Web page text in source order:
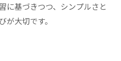
に基づきつつ、シンプルさと
大切です。